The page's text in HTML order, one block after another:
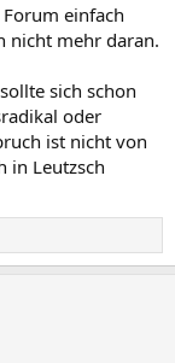
einfach
nicht mehr daran.
sich schon
oder
ist nicht von
in Leutzsch